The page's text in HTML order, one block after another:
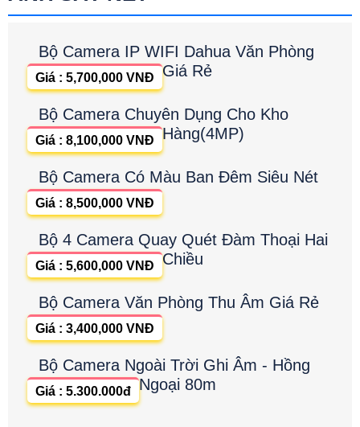
Bộ Camera IP WIFI Dahua Văn Phòng
Giá Rẻ
Giá : 5,700,000 VNĐ
Bộ Camera Chuyên Dụng Cho Kho
Hàng(4MP)
Giá : 8,100,000 VNĐ
Bộ Camera Có Màu Ban Đêm Siêu Nét
Giá : 8,500,000 VNĐ
Bộ 4 Camera Quay Quét Đàm Thoại Hai
Chiều
Giá : 5,600,000 VNĐ
Bộ Camera Văn Phòng Thu Âm Giá Rẻ
Giá : 3,400,000 VNĐ
Bộ Camera Ngoài Trời Ghi Âm - Hồng
Ngoại 80m
Giá : 5.300.000đ